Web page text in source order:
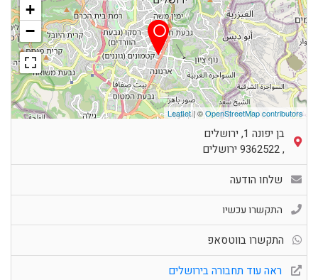
+
−
Leaflet| ©OpenStreetMap contributors
בן יפונה 1, ירושלים
,
9362522 ירושלים
שלחו הודעה
התקשרו עכשיו
התקשרו בווטסאפ
ראה עוד תחבורה בירושלים